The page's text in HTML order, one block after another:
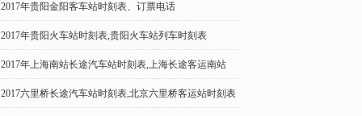
2017年贵阳金阳客车站时刻表、订票电话
2017年贵阳火车站时刻表,贵阳火车站列车时刻表
2017年上海南站长途汽车站时刻表,上海长途客运南站
2017六里桥长途汽车站时刻表,北京六里桥客运站时刻表